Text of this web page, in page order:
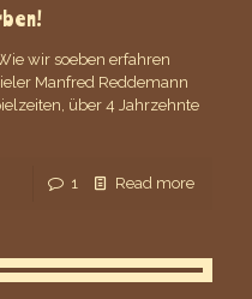
wir soeben erfahren
Manfred Reddemann
über 4 Jahrzehnte
1 Read more